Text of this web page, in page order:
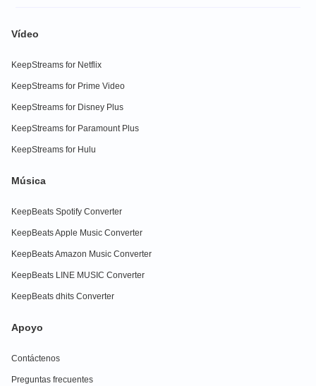
Vídeo
KeepStreams for Netflix
KeepStreams for Prime Video
KeepStreams for Disney Plus
KeepStreams for Paramount Plus
KeepStreams for Hulu
Música
KeepBeats Spotify Converter
KeepBeats Apple Music Converter
KeepBeats Amazon Music Converter
KeepBeats LINE MUSIC Converter
KeepBeats dhits Converter
Apoyo
Contáctenos
Preguntas frecuentes